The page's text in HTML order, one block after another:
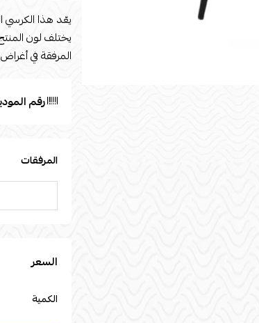
يعّد هذا الكرسي
يختلف لون
المرفقة في أغراض
رقم
المرفقات
السعر
الكمية